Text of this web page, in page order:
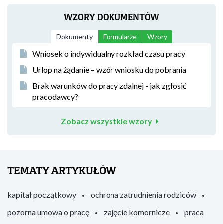
WZORY DOKUMENTÓW
Dokumenty Formularze Wzory
Wniosek o indywidualny rozkład czasu pracy
Urlop na żądanie – wzór wniosku do pobrania
Brak warunków do pracy zdalnej - jak zgłosić
pracodawcy?
Zobacz wszystkie wzory
TEMATY ARTYKUŁÓW
kapitał początkowy
ochrona zatrudnienia rodziców
pozorna umowa o pracę
zajęcie komornicze
praca